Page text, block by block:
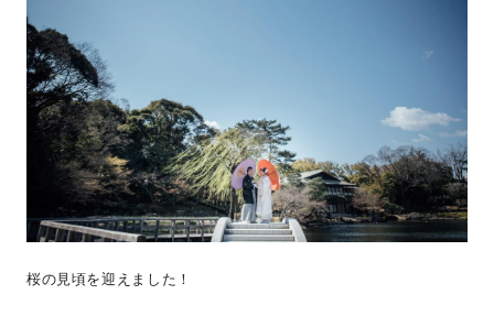
桜の見頃を迎えました！